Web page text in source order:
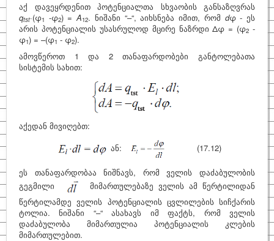
აქ დავეყრდენით პოტენციალთა სხვაობის განსაზღვრას
qtst·(φ1 -φ2) = A12. ნიშანი “–“, აიხსნება იმით, რომ dφ - ეს
არის პოტენციალის უსასრულოდ მცირე ნაზრდი Δφ = (φ2 -
φ1) = –(φ1 - φ2).
ამოვწეროთ 1 და 2 თანაფარდობები განტოლებათა
სისტემის სახით:
აქედან მივიღებთ:
ან:
(17.12)
ეს თანაფარდობაა ნიშნავს, რომ ველის დაძაბულობის
გეგმილი
მიმართულებაზე ველის ამ წერტილიდან
წერტილამდე ველის პოტენციალის ცვლილების სიჩქარის
ტოლია. ნიშანი “–“ ასახავს იმ ფაქტს, რომ ველის
დაძაბულობა მიმართულია პოტენციალის კლების
მიმართულებით.